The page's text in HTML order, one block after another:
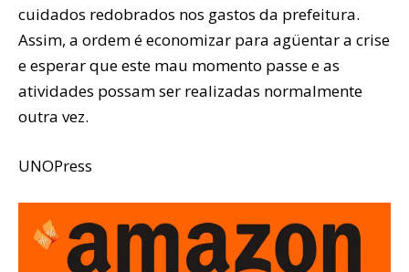
cuidados redobrados nos gastos da prefeitura.
Assim, a ordem é economizar para agüentar a crise
e esperar que este mau momento passe e as
atividades possam ser realizadas normalmente
outra vez.
UNOPress